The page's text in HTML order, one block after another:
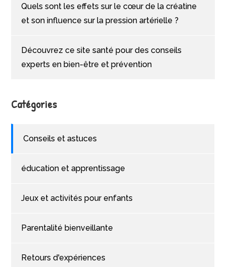
Quels sont les effets sur le cœur de la créatine
et son influence sur la pression artérielle ?
Découvrez ce site santé pour des conseils
experts en bien-être et prévention
Catégories
Conseils et astuces
éducation et apprentissage
Jeux et activités pour enfants
Parentalité bienveillante
Retours d'expériences